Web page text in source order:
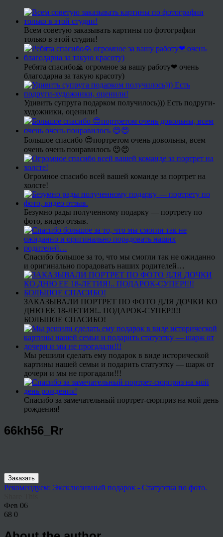
Всем советую заказывать картины по фотографии
только в этой студии!
Ребята спасибо🙏 огромное за вашу работу❤ очень
благодарна за такую красоту)
Удивить супруга подарком получилось))) Есть подруги-
художники, оценили!
Большое спасибо 😍портретом очень довольны, всем
очень очень понравилось 😍😍
Огромное спасибо всей вашей команде за портрет на
холсте!
Безумно рады полученному подарку — портрету по
фото, видео отзыв.
Спасибо большое за то, что мы смогли так не ожиданно
и оригинально порадовать наших родителей…
ЗАКАЗЫВАЛИ ПОРТРЕТ ПО ФОТО ДЛЯ ДОЧКИ КО
ДНЮ ЕЕ 18-ЛЕТИЯ!.. ПОДАРОК-СУПЕР!!!!
БОЛЬШОЕ СПАСИБО!
Мы решили сделать ему подарок в виде исторической
картины нашей семьи и подарить статуэтку — шарж от
дочери и мы не прогадали!!!
Спасибо за замечательный портрет-сюрприз на мой день
рождения!
66kh56_Rr
Заказать
Рекомендуем: Эксклюзивный подарок - Статуэтка по фото.
Фев 06
68 0